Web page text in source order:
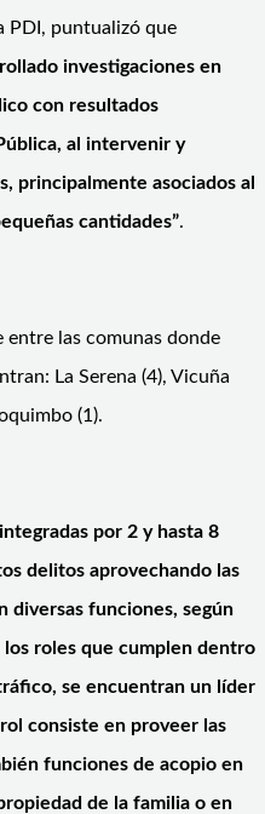
PDI, puntualizó que
investigaciones en
con resultados
al intervenir y
principalmente asociados al
cantidades”.
entre las comunas donde
La Serena (4), Vicuña
(1).
por 2 y hasta 8
delitos aprovechando las
diversas funciones, según
roles que cumplen dentro
se encuentran un líder
consiste en proveer las
funciones de acopio en
de la familia o en